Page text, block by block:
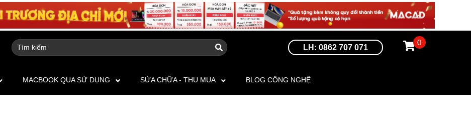
LH: 0862 707 071
0
MACBOOK QUA SỬ DỤNG SỬA CHỮA - THU MUA BLOG CÔNG NGHỆ